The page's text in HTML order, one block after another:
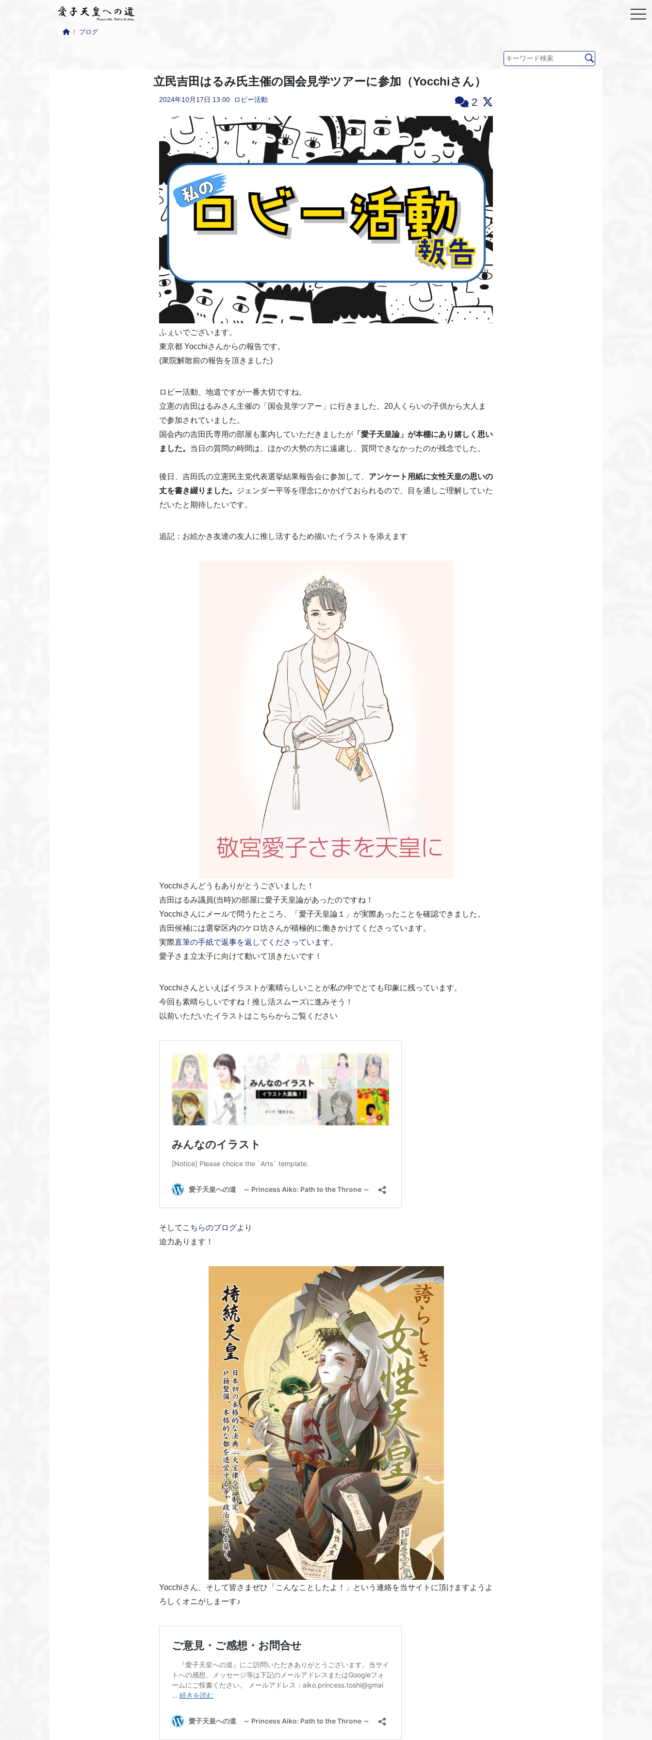
ブログ
立民吉田はるみ氏主催の国会見学ツアーに参加（Yocchiさん）
2024年10月17日 13:00 ロビー活動 2
ふぇいでございます。
東京都 Yocchiさんからの報告です。
(衆院解散前の報告を頂きました)
ロビー活動、地道ですが一番大切ですね。
立憲の吉田はるみさん主催の「国会見学ツアー」に行きました。20人くらいの子供から大人ま
で参加されていました。
国会内の吉田氏専用の部屋も案内していただきましたが 「愛子天皇論」が本棚にあり嬉しく思い
ました。 当日の質問の時間は、ほかの大勢の方に遠慮し、質問できなかったのが残念でした。
後日、吉田氏の立憲民主党代表選挙結果報告会に参加して、 アンケート用紙に女性天皇の思いの
丈を書き綴りました。
ジェンダー平等を理念にかかげておられるので、目を通しご理解していた
だいたと期待したいです。
追記：お絵かき友達の友人に推し活するため描いたイラストを添えます
Yocchiさんどうもありがとうございました！
吉田はるみ議員(当時)の部屋に愛子天皇論があったのですね！
Yocchiさんにメールで問うたところ、「愛子天皇論１」が実際あったことを確認できました。
吉田候補には選挙区内のケロ坊さんが積極的に働きかけてくださっています。
実際直筆の手紙で返事を返してくださっています。
愛子さま立太子に向けて動いて頂きたいです！
Yocchiさんといえばイラストが素晴らしいことが私の中でとても印象に残っています。
今回も素晴らしいですね！推し活スムーズに進みそう！
以前いただいたイラストはこちらからご覧ください
そして こちらのブログより
迫力あります！
Yocchiさん、そして皆さまぜひ「こんなことしたよ！」という連絡を当サイトに頂けますようよ
ろしくオニがしまーす♪